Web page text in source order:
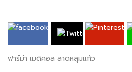
ฟาร์ม่า เมดิคอล ลาดหลุมแก้ว